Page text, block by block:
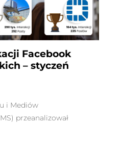
Facebook
– styczeń
i Mediów
przeanalizował